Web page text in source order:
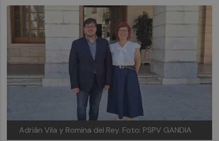
Adrián Vila y Romina del Rey. Foto: PSPV GANDIA